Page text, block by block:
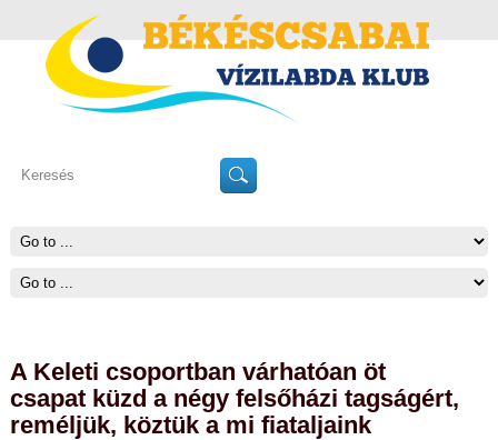
A Keleti csoportban várhatóan öt
csapat küzd a négy felsőházi tagságért,
reméljük, köztük a mi fiataljaink